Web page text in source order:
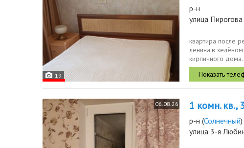
19
р-н
улица
квартира после
ленина,в
кирпичного
проживанию....
06.08.26 1 комн. кв.,
р-н (Солнечный)
улица 3-я